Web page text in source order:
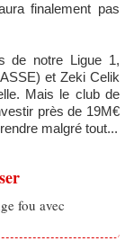
finalement pas
de notre Ligue 1,
et Zeki Celik
Mais le club de
près de 19M€
malgré tout...
fou avec